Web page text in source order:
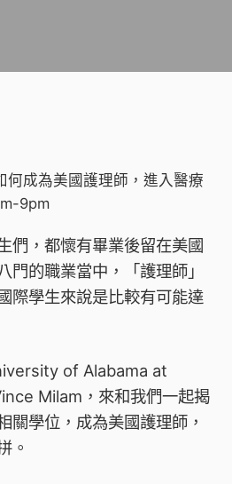
成為美國護理師，進入醫療
9pm
們，都懷有畢業後留在美國
門的職業當中，「護理師」
際學生來說是比較有可能達
of Alabama at
Milam，來和我們一起揭
關學位，成為美國護理師，
。